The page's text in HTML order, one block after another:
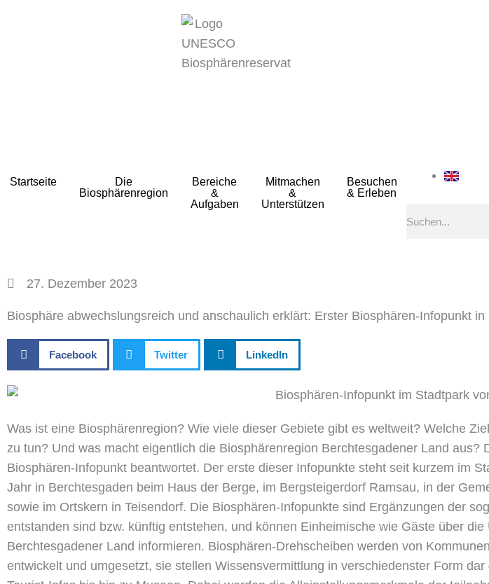
Startseite
Die
Biosphärenregion
Bereiche
&
Aufgaben
Mitmachen
&
Unterstützen
Besuchen
& Erleben
27. Dezember 2023
Biosphäre abwechslungsreich und anschaulich erklärt: Erster Biosphären-Infopunkt
Facebook Twitter LinkedIn
Was ist eine Biosphärenregion? Wie viele dieser Gebiete gibt es weltweit? Welche
zu tun? Und was macht eigentlich die Biosphärenregion Berchtesgadener Land
Biosphären-Infopunkt beantwortet. Der erste dieser Infopunkte steht seit kurzem im
Jahr in Berchtesgaden beim Haus der Berge, im Bergsteigerdorf Ramsau, in der
sowie im Ortskern in Teisendorf. Die Biosphären-Infopunkte sind Ergänzungen der
entstanden sind bzw. künftig entstehen, und können Einheimische wie Gäste über
Berchtesgadener Land informieren. Biosphären-Drehscheiben werden von
entwickelt und umgesetzt, sie stellen Wissensvermittlung in verschiedenster Form